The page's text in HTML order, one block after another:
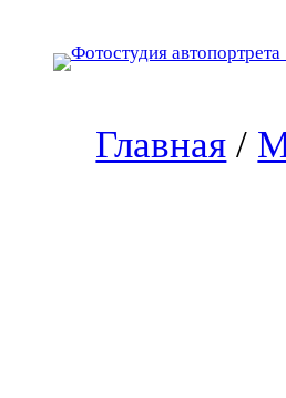
Главная /